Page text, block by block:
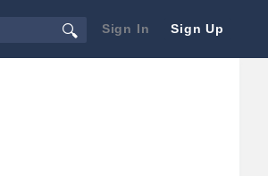
Sign In Sign Up